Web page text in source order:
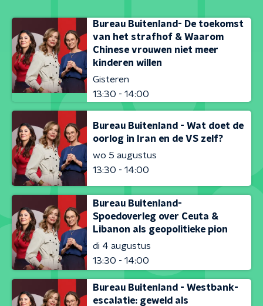
Bureau Buitenland- De toekomst
van het strafhof & Waarom
Chinese vrouwen niet meer
kinderen willen
Gisteren
13:30 - 14:00
Bureau Buitenland - Wat doet de
oorlog in Iran en de VS zelf?
wo 5 augustus
13:30 - 14:00
Bureau Buitenland-
Spoedoverleg over Ceuta &
Libanon als geopolitieke pion
di 4 augustus
13:30 - 14:00
Bureau Buitenland - Westbank-
escalatie: geweld als